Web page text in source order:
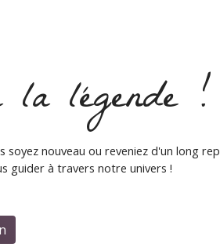
la légende !
soyez nouveau ou reveniez d'un long
guider à travers notre univers !